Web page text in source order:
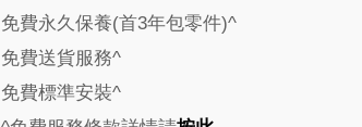
免費永久保養(首3年包零件)^
免費送貨服務^
免費標準安裝^